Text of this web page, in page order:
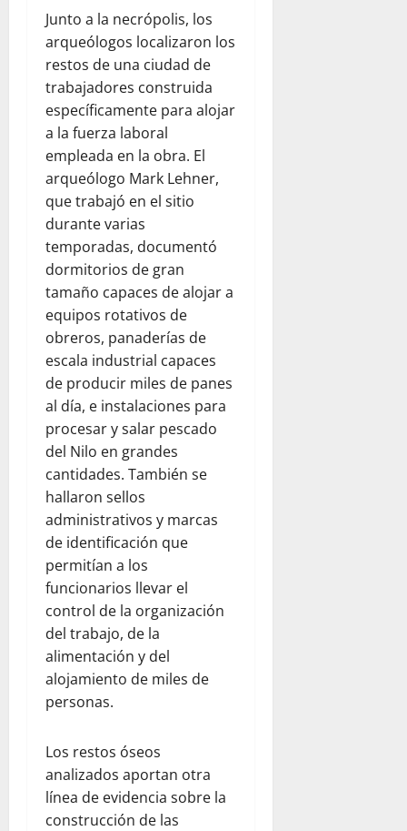
Junto a la necrópolis, los
arqueólogos localizaron los
restos de una ciudad de
trabajadores construida
específicamente para alojar
a la fuerza laboral
empleada en la obra. El
arqueólogo Mark Lehner,
que trabajó en el sitio
durante varias
temporadas, documentó
dormitorios de gran
tamaño capaces de alojar a
equipos rotativos de
obreros, panaderías de
escala industrial capaces
de producir miles de panes
al día, e instalaciones para
procesar y salar pescado
del Nilo en grandes
cantidades. También se
hallaron sellos
administrativos y marcas
de identificación que
permitían a los
funcionarios llevar el
control de la organización
del trabajo, de la
alimentación y del
alojamiento de miles de
personas.
Los restos óseos
analizados aportan otra
línea de evidencia sobre la
construcción de las